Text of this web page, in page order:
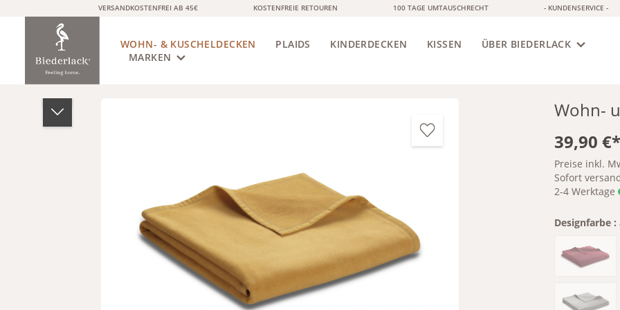
Zur Hauptnavigation springen
VERSANDKOSTENFREI AB 45€ KOSTENFREIE RETOUREN 100 TAGE UMTAUSCHRECHT - KUNDENSERVICE -
PLAIDS
KINDERDECKEN KISSEN
ÜBER BIEDERLACK
MARKEN
Bildergalerie überspringen
Wohn-
39,90 €*
Preise inkl.
Sofort
2-4 Werktage
Designfarbe :
(Diese